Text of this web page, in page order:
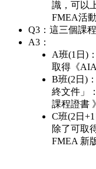
識，可以
FMEA活
Q3：這三個課
A3：
A班(1日)
取得《
B班(2日)
終文件」
課程證書 》
C班(2日
除了可取
FMEA 新